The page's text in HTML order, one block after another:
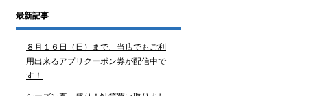
最新記事
８月１６日（日）まで、当店でもご利
用出来るアプリクーポン券が配信中で
す！